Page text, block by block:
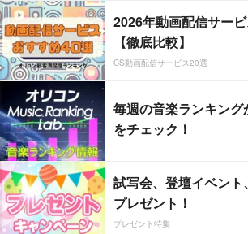
2026年動画配信サー
【徹底比較】
CS動画配信サービス20選
毎週の音楽ランキン
をチェック！
試写会、登壇イベン
プレゼント！
プレゼント特集